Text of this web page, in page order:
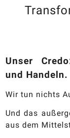
Unser
und Handeln.
Wir tun nichts
Und das
aus dem